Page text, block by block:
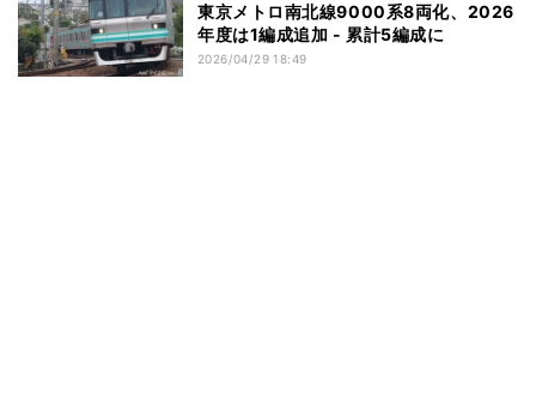
東京メトロ南北線9000系8両化、2026
年度は1編成追加 - 累計5編成に
2026/04/29 18:49